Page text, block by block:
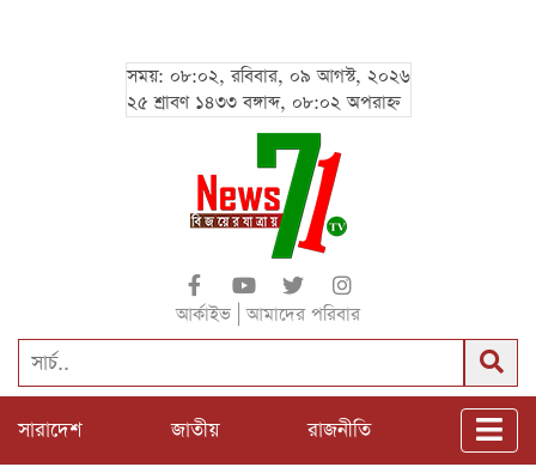
সময়: ০৮:০২, রবিবার, ০৯ আগস্ট, ২০২৬
২৫ শ্রাবণ ১৪৩৩ বঙ্গাব্দ, ০৮:০২ অপরাহ্ন
আর্কাইভ আমাদের পরিবার
সারাদেশ জাতীয় রাজনীতি